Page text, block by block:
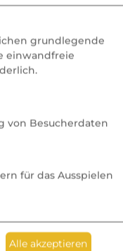
den rund
denen
Bestnote
könnte
grundlegende
einwandfreie
von Besucherdaten
für das Ausspielen
Alle akzeptieren